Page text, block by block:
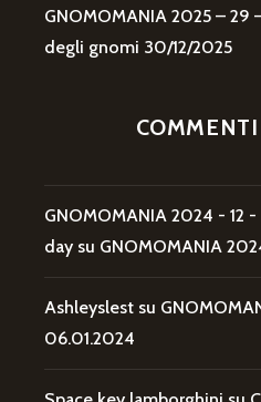
GNOMOMANIA 2025 – 29
degli gnomi 30/12/2025
GNOMOMANIA 2024 - 12
day su GNOMOMANIA
Ashleyslest su
06.01.2024